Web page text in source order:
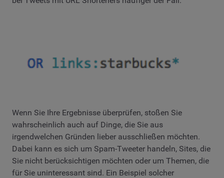
Wenn Sie Ihre Ergebnisse überprüfen, stoßen Sie
wahrscheinlich auch auf Dinge, die Sie aus
irgendwelchen Gründen lieber ausschließen möchten.
Dabei kann es sich um Spam-Tweeter handeln, Sites, die
Sie nicht berücksichtigen möchten oder um Themen, die
für Sie uninteressant sind. Ein Beispiel solcher